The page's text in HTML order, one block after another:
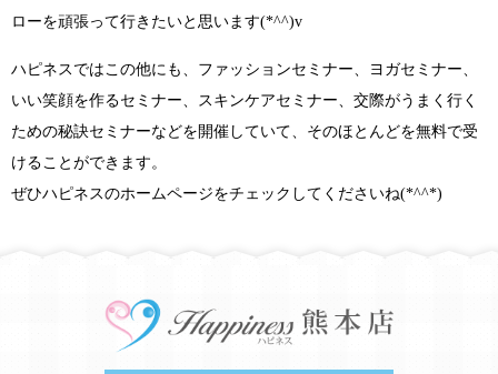
ローを頑張って行きたいと思います(*^^)v
ハピネスではこの他にも、ファッションセミナー、ヨガセミナー、
いい笑顔を作るセミナー、スキンケアセミナー、交際がうまく行く
ための秘訣セミナーなどを開催していて、そのほとんどを無料で受
けることができます。
ぜひハピネスのホームページをチェックしてくださいね(*^^*)